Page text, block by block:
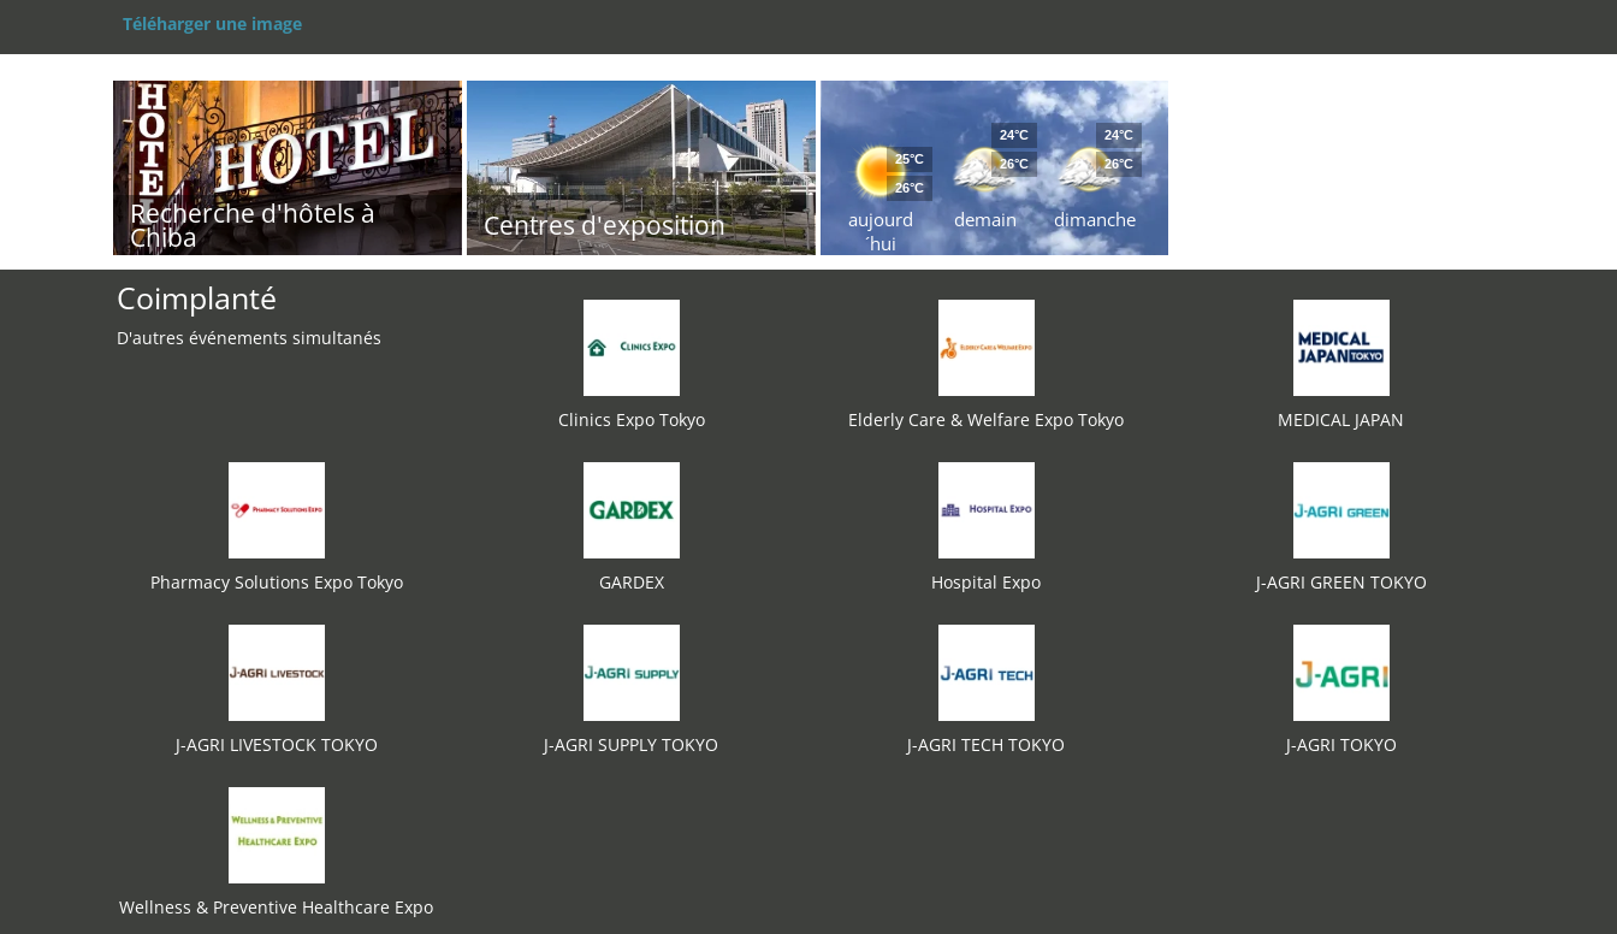
Téléharger une image
Recherche d'hôtels à
Chiba Centres d'exposition
aujourd
´hui
25°C
26°C
demain
24°C
26°C
dimanche
24°C
26°C
Coimplanté
D'autres événements simultanés
Clinics Expo Tokyo Elderly Care & Welfare Expo Tokyo MEDICAL JAPAN
Pharmacy Solutions Expo Tokyo GARDEX Hospital Expo J-AGRI GREEN TOKYO
J-AGRI LIVESTOCK TOKYO J-AGRI SUPPLY TOKYO J-AGRI TECH TOKYO J-AGRI TOKYO
Wellness & Preventive Healthcare Expo